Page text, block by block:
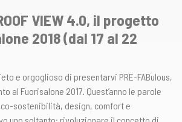
VIEW 4.0, il progetto
2018 (dal 17 al 22
e orgoglioso di presentarvi PRE-FABulous,
al Fuorisalone 2017. Quest’anno le parole
sostenibilità, design, comfort e